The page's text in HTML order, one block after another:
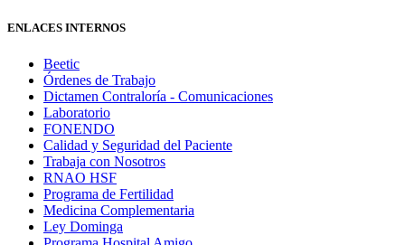
ENLACES INTERNOS
Beetic
Órdenes de Trabajo
Dictamen Contraloría - Comunicaciones
Laboratorio
FONENDO
Calidad y Seguridad del Paciente
Trabaja con Nosotros
RNAO HSF
Programa de Fertilidad
Medicina Complementaria
Ley Dominga